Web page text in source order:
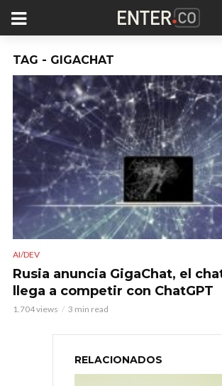
TAG - GIGACHAT
AI/DEV
Rusia anuncia GigaChat, el
llega a competir con ChatGPT
1.704 views 3 min read
RELACIONADOS